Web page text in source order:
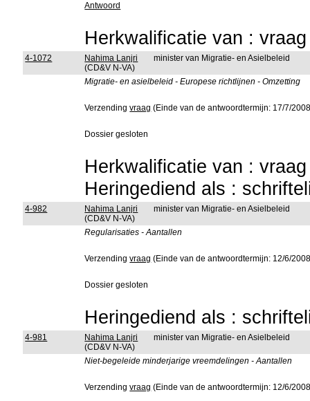
Antwoord
Herkwalificatie van :
4-1072
Nahima Lanjri
(CD&V N-VA)
minister van Migratie- en Asielbeleid
Migratie- en asielbeleid - Europese richtlijnen - Omzetting
Verzendingvraag (Einde van de antwoordtermijn: 17/7/
Dossier gesloten
Herkwalificatie van :
Heringediend als :
4-982
Nahima Lanjri
(CD&V N-VA)
minister van Migratie- en Asielbeleid
Regularisaties - Aantallen
Verzendingvraag (Einde van de antwoordtermijn: 12/6/
Dossier gesloten
Heringediend als :
4-981
Nahima Lanjri
(CD&V N-VA)
minister van Migratie- en Asielbeleid
Niet-begeleide minderjarige vreemdelingen - Aantallen
Verzendingvraag (Einde van de antwoordtermijn: 12/6/